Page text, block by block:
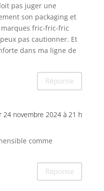
pas juger une
son packaging et
marques fric-fric-fric
pas cautionner. Et
dans ma ligne de
Réponse
24 novembre 2024 à 21 h
comme
Réponse